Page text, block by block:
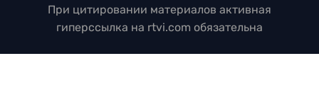
При цитировании материалов активная
гиперссылка на rtvi.com обязательна